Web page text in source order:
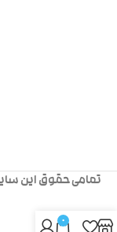
تمامی حقوق این
0